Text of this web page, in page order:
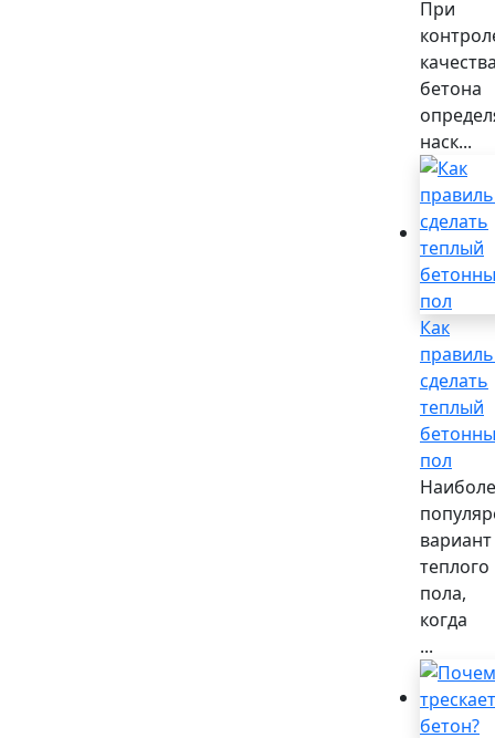
При
бетона
наск...
Как
сделать
теплый
пол
вариант
теплого
пола,
когда
...